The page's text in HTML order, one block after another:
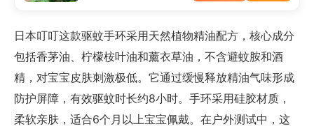
日本叮叮这款驱蚊手环采用天然植物精油配方，核心成分
包括香茅油、柠檬桉叶油和薰衣草油，不含避蚊胺和酒
精，对宝宝皮肤刺激极低。它通过缓慢释放精油气味形成
防护屏障，有效驱蚊时长约8小时。手环采用硅胶材质，
柔软亲肤，适合6个月以上宝宝佩戴。在户外测试中，这